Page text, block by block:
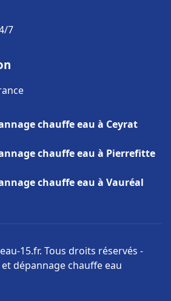
7
chauffe eau à Ceyrat
chauffe eau à Pierrefitte
chauffe eau à Vauréal
15.fr. Tous droits réservés -
dépannage chauffe eau